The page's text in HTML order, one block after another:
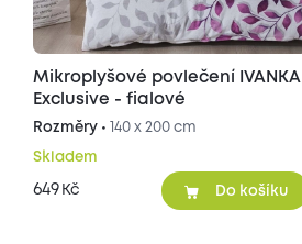
Mikroplyšové povlečení IVANKA
Exclusive - fialové
Rozměry • 140 x 200 cm
Skladem
649 Kč Do košíku